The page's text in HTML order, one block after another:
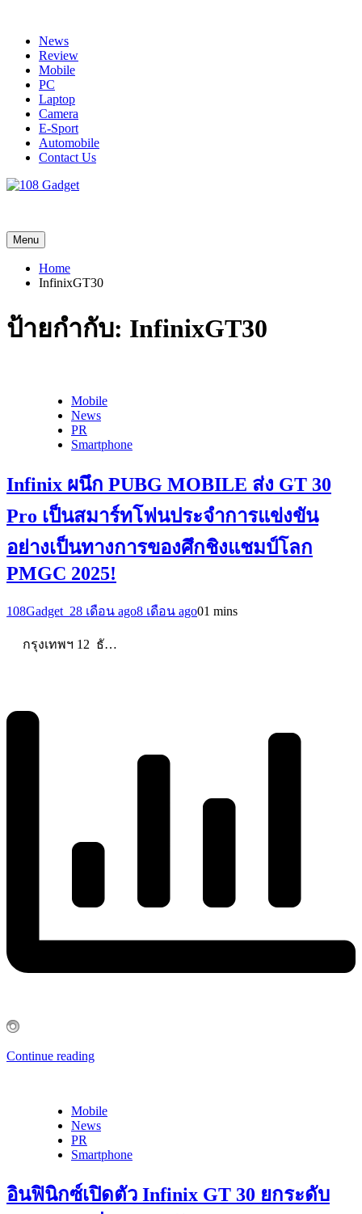
contentNews
Review
Mobile
PC
Laptop
Camera
E-Sport
Automobile
Contact Us
Menu
Home
InfinixGT30
ป้ายกำกับ: InfinixGT30
Mobile
News
PR
Smartphone
Infinix ผนึก PUBG MOBILE ส่ง GT 30
Pro เป็นสมาร์ทโฟนประจำการแข่งขัน
อย่างเป็นทางการของศึกชิงแชมป์โลก
PMGC 2025!
108Gadget_28 เดือน ago8 เดือน ago01 mins
กรุงเทพฯ 12 ธั…
Continue reading
Mobile
News
PR
Smartphone
อินฟินิกซ์เปิดตัว Infinix GT 30 ยกระดับ